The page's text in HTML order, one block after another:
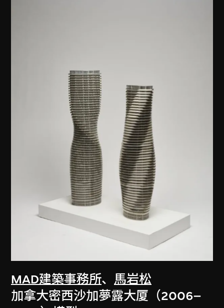
MAD建築事務所、 馬岩松
加拿大密西沙加夢露大厦（2006–